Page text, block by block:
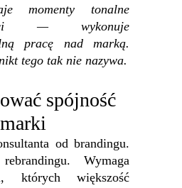
momenty tonalne
— wykonuje
pracę nad marką.
tego tak nie nazywa.
spójność
marki
od brandingu.
Wymaga
których większość